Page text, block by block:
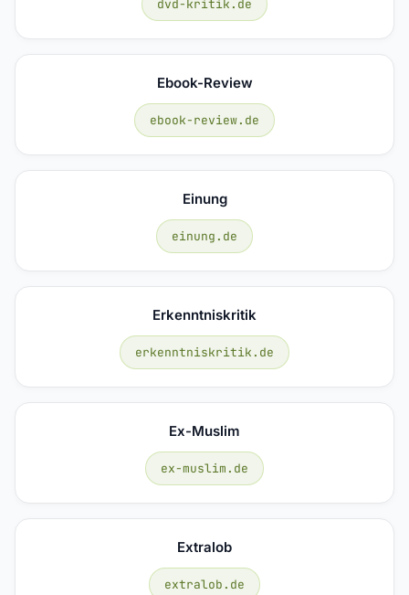
dvd-kritik.de
Ebook-Review
ebook-review.de
Einung
einung.de
Erkenntniskritik
erkenntniskritik.de
Ex-Muslim
ex-muslim.de
Extralob
extralob.de